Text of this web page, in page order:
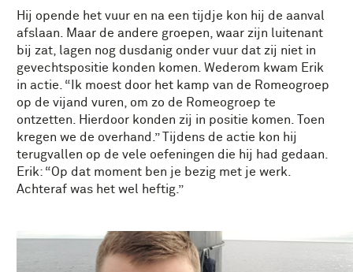
Hij opende het vuur en na een tijdje kon hij de aanval
afslaan. Maar de andere groepen, waar zijn luitenant
bij zat, lagen nog dusdanig onder vuur dat zij niet in
gevechtspositie konden komen. Wederom kwam Erik
in actie. “Ik moest door het kamp van de Romeogroep
op de vijand vuren, om zo de Romeogroep te
ontzetten. Hierdoor konden zij in positie komen. Toen
kregen we de overhand.” Tijdens de actie kon hij
terugvallen op de vele oefeningen die hij had gedaan.
Erik: “Op dat moment ben je bezig met je werk.
Achteraf was het wel heftig.”